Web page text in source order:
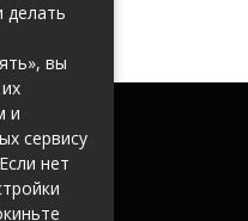
делать
вы
и
сервису
нет